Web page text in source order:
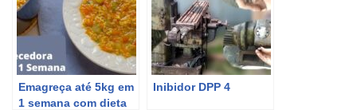
Emagreça até 5kg em
1 semana com dieta
Inibidor DPP 4